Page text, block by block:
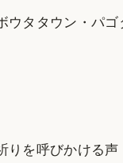
タタウン・パゴ
りを呼びかける